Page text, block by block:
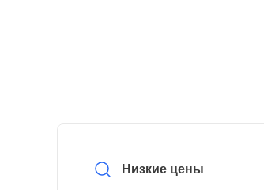
Низкие цены